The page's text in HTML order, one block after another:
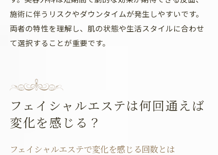
施術に伴うリスクやダウンタイムが発生しやすいです。
両者の特性を理解し、肌の状態や生活スタイルに合わせ
て選択することが重要です。
フェイシャルエステは何回通えば
変化を感じる？
フェイシャルエステで変化を感じる回数とは